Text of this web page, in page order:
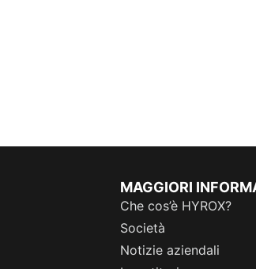
MAGGIORI
Che cos’è HYROX?
Società
Notizie aziendali